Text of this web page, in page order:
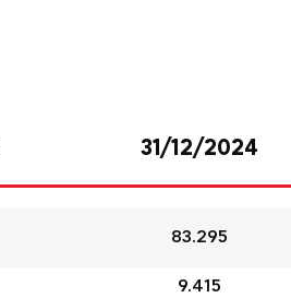
31/12/2024
83.295
9.415